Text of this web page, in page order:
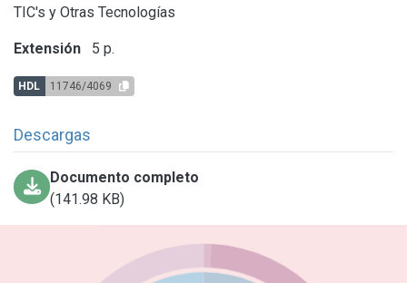
TIC's y Otras Tecnologías
Extensión 5 p.
HDL 11746/4069
Descargas
Documento completo
(141.98 KB)